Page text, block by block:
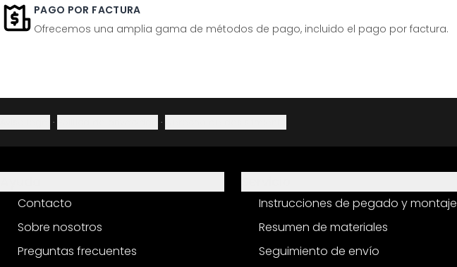
PAGO POR FACTURA
Ofrecemos una amplia gama de métodos de pago, incluido el pago por factura.
· ·
Contacto
Sobre nosotros
Preguntas frecuentes
Instrucciones de pegado y montaje
Resumen de materiales
Seguimiento de envío